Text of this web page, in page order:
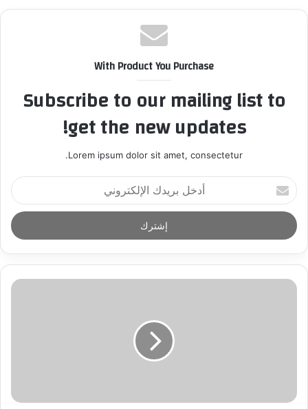
With Product You Purchase
Subscribe to our mailing list to
get the new updates!
Lorem ipsum dolor sit amet, consectetur.
أ
د
خ
ل
ر
د
ر